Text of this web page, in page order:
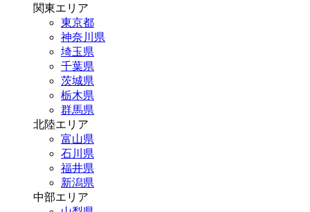
関東エリア
東京都
神奈川県
埼玉県
千葉県
茨城県
栃木県
群馬県
北陸エリア
富山県
石川県
福井県
新潟県
中部エリア